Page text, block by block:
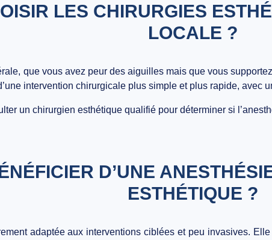
LES CHIRURGIES
LOCALE ?
que vous avez peur des aiguilles mais que vous
intervention chirurgicale plus simple et plus rapide, avec
un chirurgien esthétique qualifié pour déterminer si
D’UNE
ESTHÉTIQUE ?
adaptée aux interventions ciblées et peu invasives.